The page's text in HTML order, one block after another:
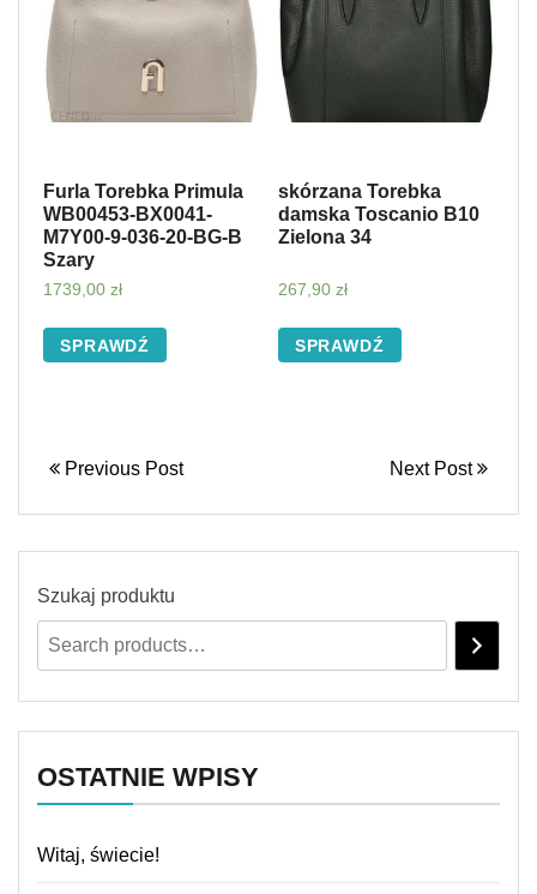
Furla Torebka Primula
WB00453-BX0041-
M7Y00-9-036-20-BG-B
Szary
1739,00 zł
SPRAWDŹ
skórzana Torebka
damska Toscanio B10
Zielona 34
267,90 zł
SPRAWDŹ
Previous Post Next Post
Szukaj produktu
OSTATNIE WPISY
Witaj, świecie!